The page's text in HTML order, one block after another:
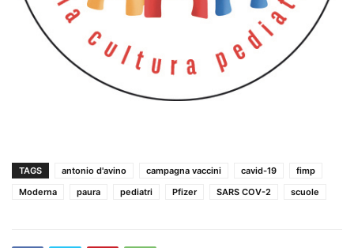
TAGS antonio d'avino campagna vaccini cavid-19
fimp
Moderna
paura pediatri Pfizer SARS COV-2 scuole